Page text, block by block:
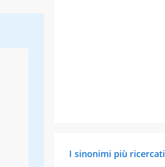
I sinonimi più ricercati